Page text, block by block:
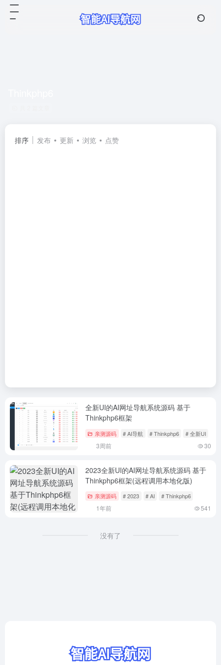
排序 发布 更新 浏览 点赞
全新UI的AI网址导航系统源码 基于
Thinkphp6框架
亲测源码 # AI导航 # Thinkphp6 # 全新UI
3周前 30
2023全新UI的AI网址导航系统源码 基于
Thinkphp6框架(远程调用本地化版)
亲测源码 # 2023 # AI # Thinkphp6
1年前 541
没有了